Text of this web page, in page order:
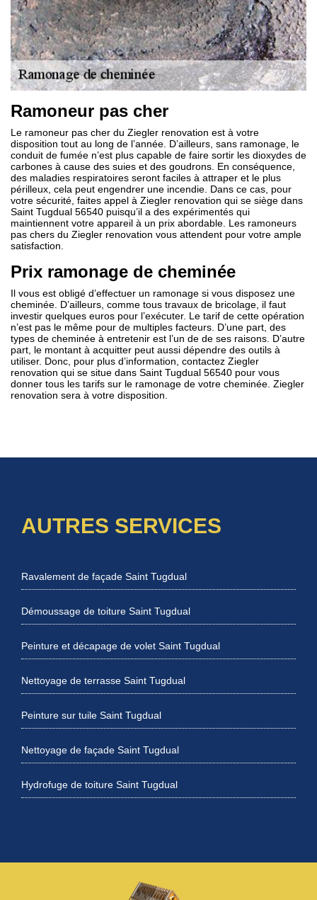
Ramoneur pas cher
Le ramoneur pas cher du Ziegler renovation est à votre
disposition tout au long de l’année. D’ailleurs, sans ramonage, le
conduit de fumée n’est plus capable de faire sortir les dioxydes de
carbones à cause des suies et des goudrons. En conséquence,
des maladies respiratoires seront faciles à attraper et le plus
périlleux, cela peut engendrer une incendie. Dans ce cas, pour
votre sécurité, faites appel à Ziegler renovation qui se siège dans
Saint Tugdual 56540 puisqu’il a des expérimentés qui
maintiennent votre appareil à un prix abordable. Les ramoneurs
pas chers du Ziegler renovation vous attendent pour votre ample
satisfaction.
Prix ramonage de cheminée
Il vous est obligé d’effectuer un ramonage si vous disposez une
cheminée. D’ailleurs, comme tous travaux de bricolage, il faut
investir quelques euros pour l’exécuter. Le tarif de cette opération
n’est pas le même pour de multiples facteurs. D’une part, des
types de cheminée à entretenir est l’un de de ses raisons. D’autre
part, le montant à acquitter peut aussi dépendre des outils à
utiliser. Donc, pour plus d’information, contactez Ziegler
renovation qui se situe dans Saint Tugdual 56540 pour vous
donner tous les tarifs sur le ramonage de votre cheminée. Ziegler
renovation sera à votre disposition.
AUTRES SERVICES
Ravalement de façade Saint Tugdual
Démoussage de toiture Saint Tugdual
Peinture et décapage de volet Saint Tugdual
Nettoyage de terrasse Saint Tugdual
Peinture sur tuile Saint Tugdual
Nettoyage de façade Saint Tugdual
Hydrofuge de toiture Saint Tugdual